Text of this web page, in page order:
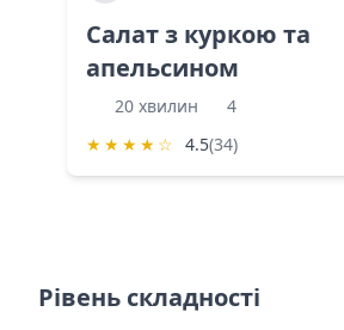
Салат з куркою та
апельсином
20 хвилин
4
★ ★ ★ ★ ☆ 4.5(34)
Рівень складності